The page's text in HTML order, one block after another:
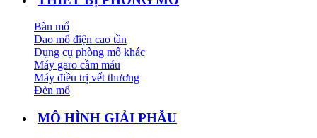
Bàn mổ
Dao mổ điện cao tần
Dụng cụ phòng mổ khác
Máy garo cầm máu
Máy điều trị vết thương
Đèn mổ
MÔ HÌNH GIẢI PHẪU